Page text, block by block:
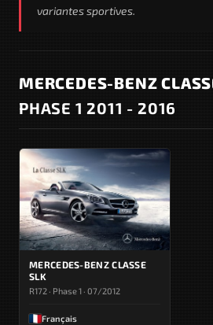
variantes sportives.
MERCEDES-BENZ
PHASE 1 2011 - 2016
MERCEDES-BENZ CLASSE
SLK
R172 · Phase 1 · 07/2012
Français